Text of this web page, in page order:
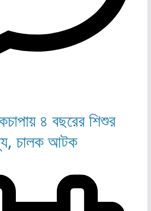
৪ বছরের শিশুর
চালক আটক